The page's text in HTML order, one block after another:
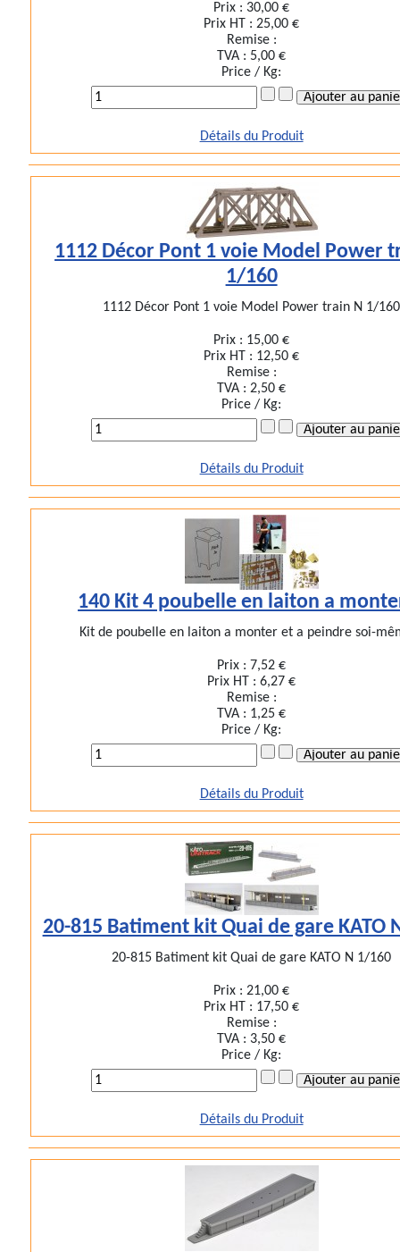
Prix : 30,00 €
Prix HT :25,00 €
Remise :
TVA : 5,00 €
Price / Kg:
Détails du Produit
1112 Décor Pont 1 voie Model Power
1/160
1112 Décor Pont 1 voie Model Power train N 1/160
Prix : 15,00 €
Prix HT : 12,50 €
Remise :
TVA :2,50 €
Price / Kg:
Détails du Produit
140 Kit 4 poubelle en laiton a
Kit de poubelle en laiton a monter et a peindre soi-
Prix : 7,52 €
Prix HT :6,27 €
Remise :
TVA : 1,25 €
Price / Kg:
Détails du Produit
20-815 Batiment kit Quai de gare KATO
20-815 Batiment kit Quai de gare KATO N 1/160
Prix :21,00 €
Prix HT : 17,50 €
Remise :
TVA : 3,50 €
Price / Kg:
Détails du Produit